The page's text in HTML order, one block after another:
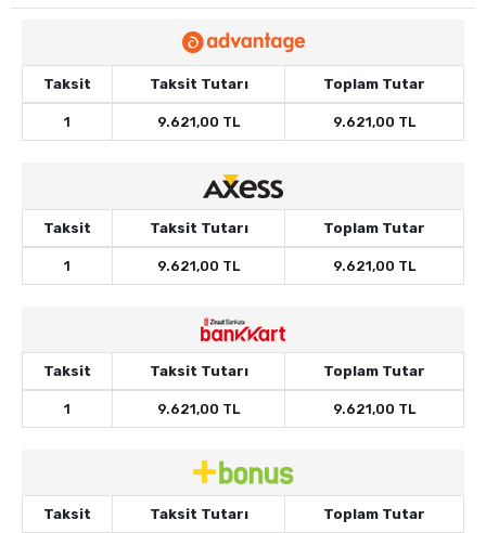
Taksit Taksit Tutarı Toplam Tutar
1 9.621,00 TL 9.621,00 TL
Taksit Taksit Tutarı Toplam Tutar
1 9.621,00 TL 9.621,00 TL
Taksit Taksit Tutarı Toplam Tutar
1 9.621,00 TL 9.621,00 TL
Taksit Taksit Tutarı Toplam Tutar